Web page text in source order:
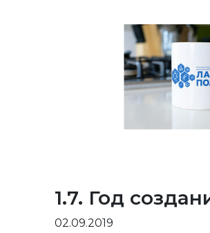
1.7. Год
02.09.2019